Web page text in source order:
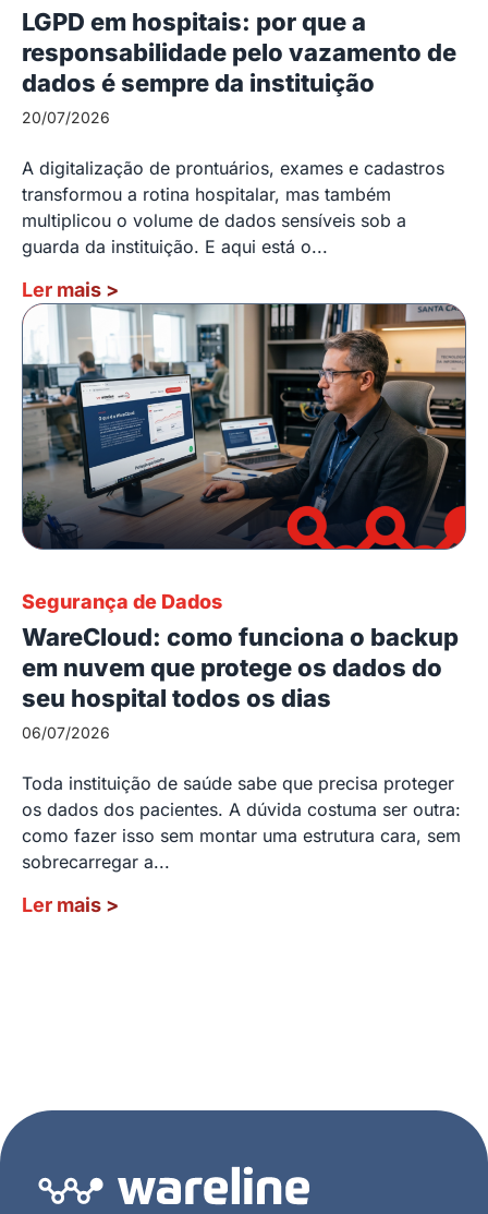
LGPD em hospitais: por que a
responsabilidade pelo vazamento de
dados é sempre da instituição
20/07/2026
A digitalização de prontuários, exames e cadastros
transformou a rotina hospitalar, mas também
multiplicou o volume de dados sensíveis sob a
guarda da instituição. E aqui está o...
Ler mais >
Segurança de Dados
WareCloud: como funciona o backup
em nuvem que protege os dados do
seu hospital todos os dias
06/07/2026
Toda instituição de saúde sabe que precisa proteger
os dados dos pacientes. A dúvida costuma ser outra:
como fazer isso sem montar uma estrutura cara, sem
sobrecarregar a...
Ler mais >